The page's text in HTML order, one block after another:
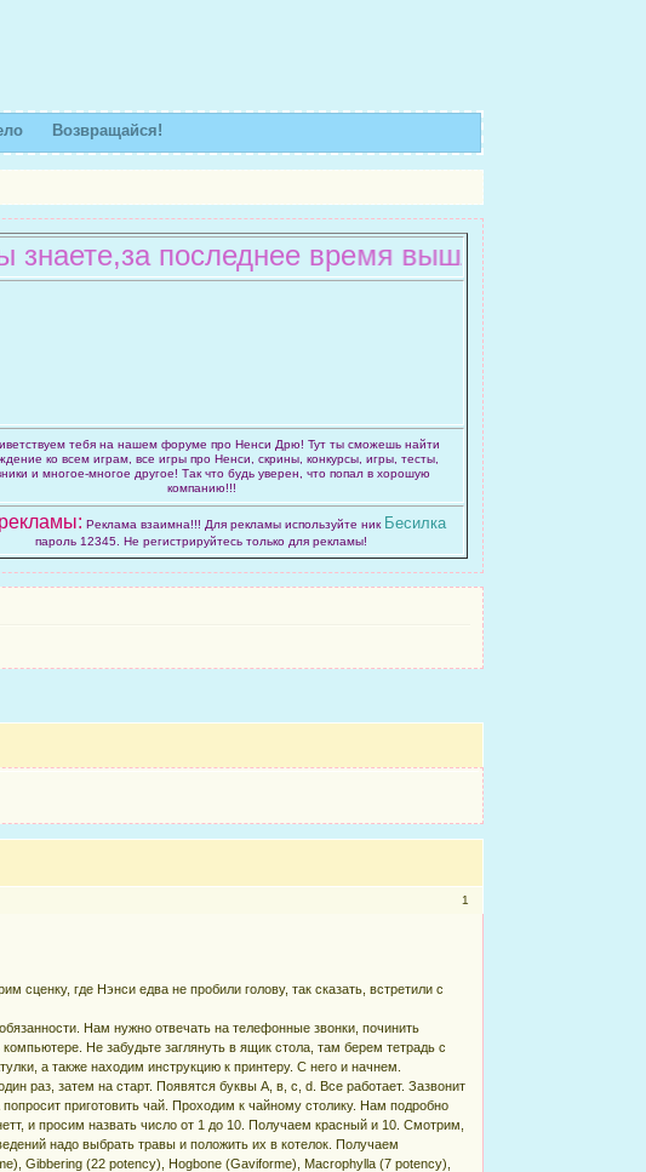
Возвращайся!
последнее время вышло достаточно
тебя на нашем форуме про Ненси Дрю! Тут ты сможешь найти
ко всем играм, все игры про Ненси, скрины, конкурсы, игры, тесты,
и многое-многое другое! Так что будь уверен, что попал в хорошую
компанию!!!
Реклама взаимна!!! Для рекламы используйте ник Бесилка
пароль 12345. Не регистрируйтесь только для рекламы!
1
где Нэнси едва не пробили голову, так сказать, встретили с
Нам нужно отвечать на телефонные звонки, починить
Не забудьте заглянуть в ящик стола, там берем тетрадь с
а также находим инструкцию к принтеру. С него и начнем.
раз, затем на старт. Появятся буквы A, в, c, d. Все работает. Зазвонит
приготовить чай. Проходим к чайному столику. Нам подробно
и просим назвать число от 1 до 10. Получаем красный и 10. Смотрим,
надо выбрать травы и положить их в котелок. Получаем
Gibbering (22 potency), Hogbone (Gaviforme), Macrophylla (7 potency),